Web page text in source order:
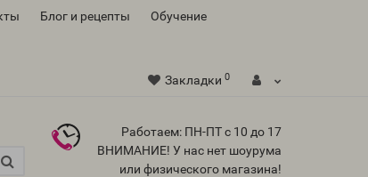
Блог и рецепты Обучение
Закладки 0
Работаем: ПН-ПТ с 10 до 17
ВНИМАНИЕ! У нас нет шоурума
или физического магазина!